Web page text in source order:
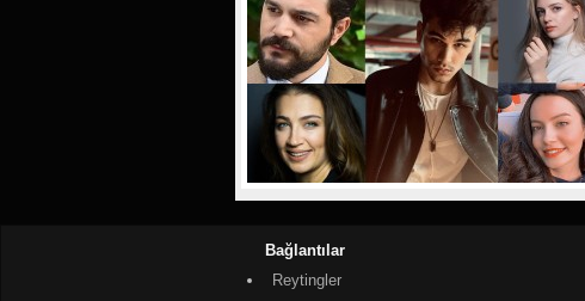
Bağlantılar
Reytingler